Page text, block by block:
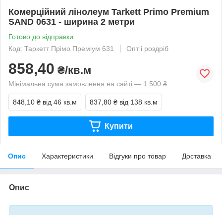
Комерційний лінолеум Tarkett Primo Premium
SAND 0631 - ширина 2 метри
Готово до відправки
Код: Таркетт Прімо Преміум 631
Опт і роздріб
858,40 ₴/кв.м
Мінімальна сума замовлення на сайті — 1 500 ₴
848,10 ₴ від 46 кв.м 837,80 ₴ від 138 кв.м
Купити
Опис Характеристики Відгуки про товар Доставка
Опис